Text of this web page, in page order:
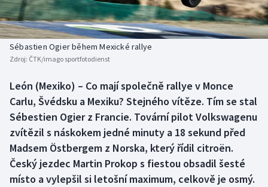
Baseball a softbal
Basketbal
Biatlon
Boby a skeleton
Box
Curling
Dostihy
Soutěže
Historické návraty
Aplikace ČT sport
AZ kvíz
Sébastien Ogier během Mexické rallye
Zdroj: ČTK/imago sportfotodienst
León (Mexiko) – Co mají společně rallye v Monce
Carlu, Švédsku a Mexiku? Stejného vítěze. Tím se stal
Sébestien Ogier z Francie. Tovární pilot Volkswagenu
zvítězil s náskokem jedné minuty a 18 sekund před
Madsem Östbergem z Norska, který řídil citroën.
Český jezdec Martin Prokop s fiestou obsadil šesté
místo a vylepšil si letošní maximum, celkově je osmý.